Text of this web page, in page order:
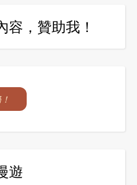
容，贊助我！
遊